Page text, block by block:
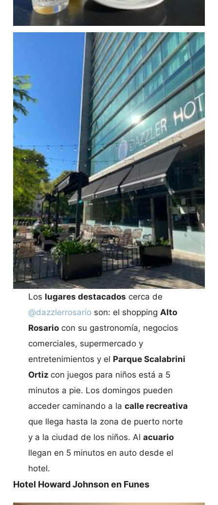
Los lugares destacados cerca de
@dazzlerrosario son: el shopping Alto
Rosario con su gastronomía, negocios
comerciales, supermercado y
entretenimientos y el Parque Scalabrini
Ortiz con juegos para niños está a 5
minutos a pie. Los domingos pueden
acceder caminando a lacalle recreativa
que llega hasta la zona de puerto norte
y a la ciudad de los niños. Alacuario
llegan en 5 minutos en auto desde el
hotel.
Hotel Howard Johnson en Funes